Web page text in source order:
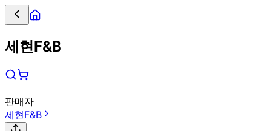
세현F&B
판매자
세현F&B